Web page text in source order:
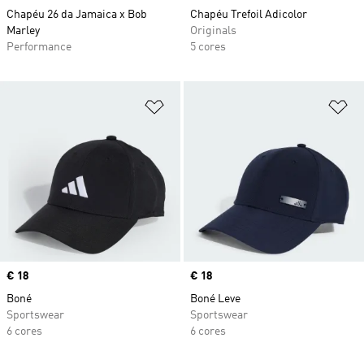
Chapéu 26 da Jamaica x Bob
Marley
Performance
Chapéu Trefoil Adicolor
Originals
5 cores
Price
€ 18
Boné
Sportswear
6 cores
Price
€ 18
Boné Leve
Sportswear
6 cores